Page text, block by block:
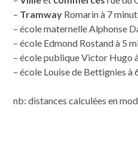
– Tramway Romarin à 7
– école maternelle Alphonse
– école Edmond Rostand à 5
– école publique Victor Hugo
– école Louise de Bettignies à
nb: distances calculées en